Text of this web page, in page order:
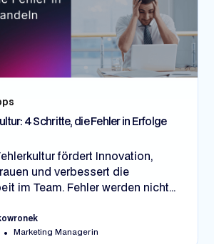
4 Schritte, die Fehler in Erfolge
fördert Innovation,
und verbessert die
im Team. Fehler werden nicht
– durch offenes
der Führungskräfte,
• Marketing Managerin